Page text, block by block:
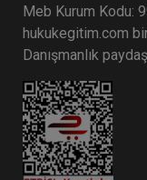
Meb Kurum Kodu:
hukukegitim.com
Danışmanlık